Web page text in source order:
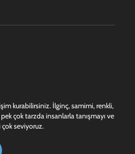
kurabilirsiniz. İlginç, samimi, renkli,
çok tarzda insanlarla tanışmayı ve
seviyoruz.